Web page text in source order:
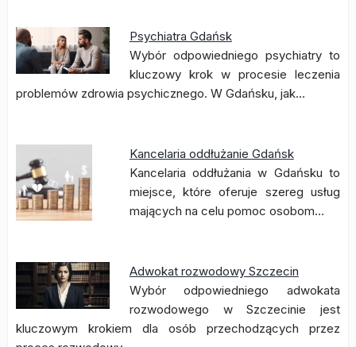
Psychiatra Gdańsk
Wybór odpowiedniego psychiatry to
kluczowy krok w procesie leczenia
problemów zdrowia psychicznego. W Gdańsku, jak…
Kancelaria oddłużanie Gdańsk
Kancelaria oddłużania w Gdańsku to
miejsce, które oferuje szereg usług
mających na celu pomoc osobom…
Adwokat rozwodowy Szczecin
Wybór odpowiedniego adwokata
rozwodowego w Szczecinie jest
kluczowym krokiem dla osób przechodzących przez